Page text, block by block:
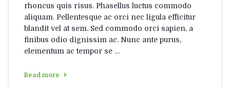
rhoncus quis risus. Phasellus luctus commodo
aliquam. Pellentesque ac orci nec ligula efficitur
blandit vel at sem. Sed commodo orci sapien, a
finibus odio dignissim ac. Nunc ante purus,
elementum ac tempor se …
Read more